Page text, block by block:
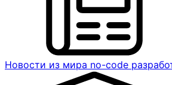
Новости из мира no-code